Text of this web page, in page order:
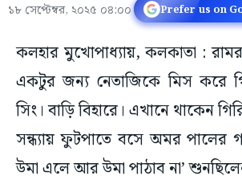
১৮ সেপ্টেম্বর, ২০২৫ ০৪:০০ Prefer us on
কলহার মুখোপাধ্যায়, কলকাতা :
একটুর জন্য নেতাজিকে মিস করে
সিং। বাড়ি বিহারে। এখানে থাকেন
সন্ধ্যায় ফুটপাতে বসে অমর পালের
উমা এলে আর উমা পাঠাব না’